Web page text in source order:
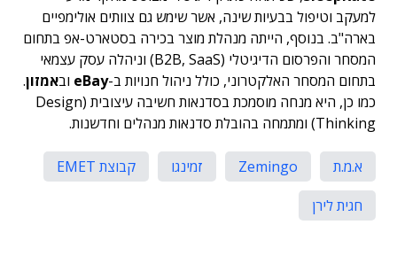
למעקב וטיפול בבעיות שינה, אשר שימש גם צוותים אולימפיים
בארה"ב. בנוסף, הייתה מנהלת מוצר בכירה בסטארט-אפ בתחום
המסחר והפרסום הדיגיטלי (B2B, SaaS) וניהלה עסק עצמאי
בתחום המסחר האלקטרוני, כולל ניהול חנויות ב-eBay ובאמזון.
כמו כן, היא מנחה מוסמכת בסדנאות חשיבה עיצובית (Design
Thinking) ומתמחה בהובלת סדנאות מנהלים וחדשנות.
א.מ.ת Zemingo זמינגו
קבוצת EMET
חגית לירן